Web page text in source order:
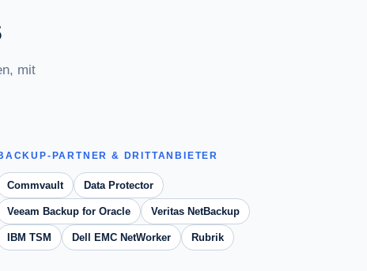
mit
PARTNER & DRITTANBIETER
Commvault Data Protector
Veeam Backup for Oracle Veritas NetBackup
IBM TSM Dell EMC NetWorker Rubrik